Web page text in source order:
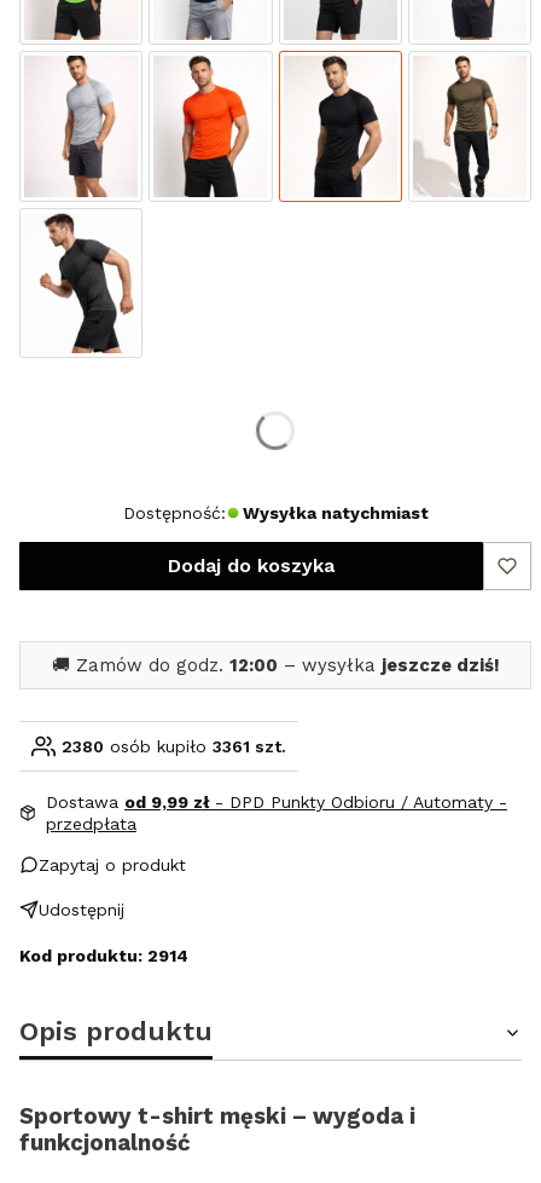
Dostępność: Wysyłka natychmiast
Dodaj do koszyka
🚚 Zamów do godz. 12:00 – wysyłka jeszcze dziś!
2380 osób kupiło 3361 szt.
Dostawa od 9,99 zł - DPD Punkty Odbioru / Automaty -
przedpłata
Zapytaj o produkt
Udostępnij
Kod produktu: 2914
Opis produktu
Sportowy t-shirt męski – wygoda i
funkcjonalność